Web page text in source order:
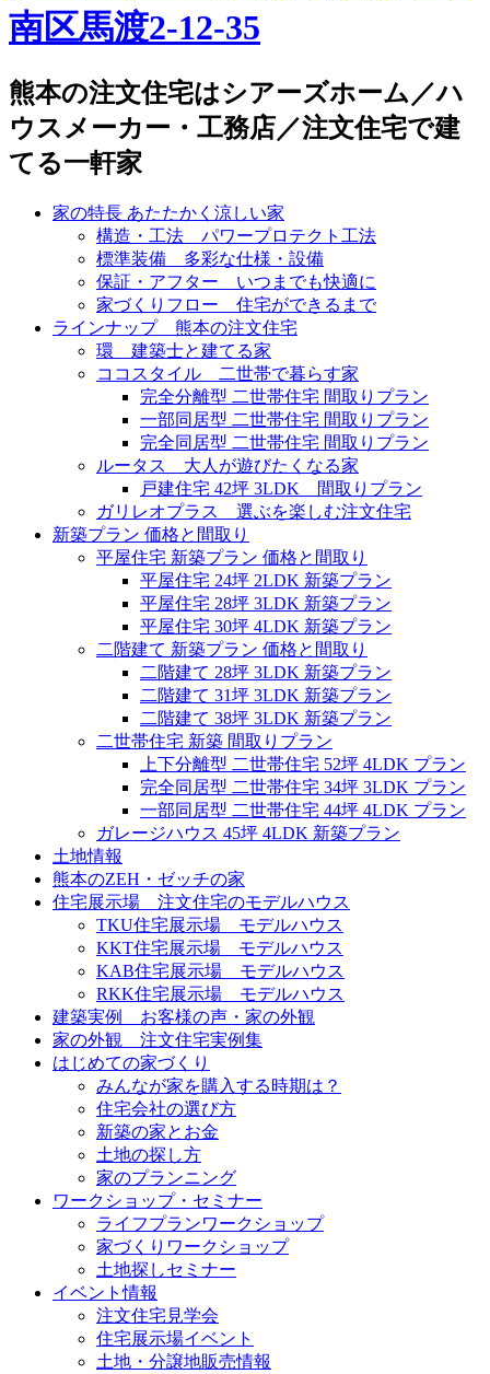
南区馬渡2-12-35
熊本の注文住宅はシアーズホーム／ハ
ウスメーカー・工務店／注文住宅で建
てる一軒家
家の特長 あたたかく涼しい家
構造・工法 パワープロテクト工法
標準装備 多彩な仕様・設備
保証・アフター いつまでも快適に
家づくりフロー 住宅ができるまで
ラインナップ 熊本の注文住宅
環 建築士と建てる家
ココスタイル 二世帯で暮らす家
完全分離型 二世帯住宅 間取りプラン
一部同居型 二世帯住宅 間取りプラン
完全同居型 二世帯住宅 間取りプラン
ルータス 大人が遊びたくなる家
戸建住宅 42坪 3LDK 間取りプラン
ガリレオプラス 選ぶを楽しむ注文住宅
新築プラン 価格と間取り
平屋住宅 新築プラン 価格と間取り
平屋住宅 24坪 2LDK 新築プラン
平屋住宅 28坪 3LDK 新築プラン
平屋住宅 30坪 4LDK 新築プラン
二階建て 新築プラン 価格と間取り
二階建て 28坪 3LDK 新築プラン
二階建て 31坪 3LDK 新築プラン
二階建て 38坪 3LDK 新築プラン
二世帯住宅 新築 間取りプラン
上下分離型 二世帯住宅 52坪 4LDK プラン
完全同居型 二世帯住宅 34坪 3LDK プラン
一部同居型 二世帯住宅 44坪 4LDK プラン
ガレージハウス 45坪 4LDK 新築プラン
土地情報
熊本のZEH・ゼッチの家
住宅展示場 注文住宅のモデルハウス
TKU住宅展示場 モデルハウス
KKT住宅展示場 モデルハウス
KAB住宅展示場 モデルハウス
RKK住宅展示場 モデルハウス
建築実例 お客様の声・家の外観
家の外観 注文住宅実例集
はじめての家づくり
みんなが家を購入する時期は？
住宅会社の選び方
新築の家とお金
土地の探し方
家のプランニング
ワークショップ・セミナー
ライフプランワークショップ
家づくりワークショップ
土地探しセミナー
イベント情報
注文住宅見学会
住宅展示場イベント
土地・分譲地販売情報